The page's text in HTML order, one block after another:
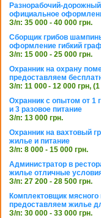
Разнорабочий-
официальное
З/п: 35 000 - 40 000 грн.
Сборщик грибов
оформление гибкий
З/п: 15 000 - 25 000 грн.
Охранник на охрану
предоставляем
З/п: 11 000 - 12 000 грн,
Охранник с опытом от 1
и 3 разовое питание
З/п: 13 000 грн.
Охранник на вахтовый
жилье и питание
З/п: 8 000 - 15 000 грн.
Администратор в
жилье отличные
З/п: 27 200 - 28 500 грн.
Комплектовщик мясного
предоставляем жилье
З/п: 30 000 - 33 000 грн.